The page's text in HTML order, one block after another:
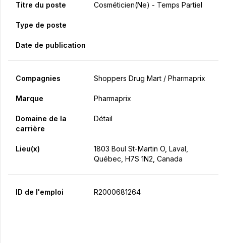
Titre du poste Cosméticien(ne) - Temps Partiel
Type de poste
Date de publication
Compagnies Shoppers Drug Mart / Pharmaprix
Marque Pharmaprix
Domaine de la
carrière
Détail
Lieu(x)
1803 Boul St-Martin O, Laval,
Québec, H7S 1N2, Canada
ID de l'emploi R2000681264